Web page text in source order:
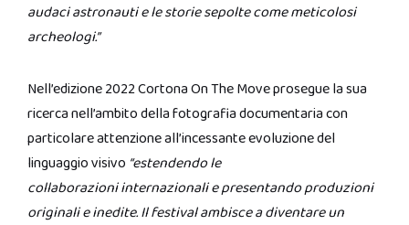
audaci astronauti e le storie sepolte come meticolosi
archeologi.”
Nell’edizione 2022 Cortona On The Move prosegue la sua
ricerca nell’ambito della fotografia documentaria con
particolare attenzione all’incessante evoluzione del
linguaggio visivo “estendendo le
collaborazioni internazionali e presentando produzioni
originali e inedite. Il festival ambisce a diventare un